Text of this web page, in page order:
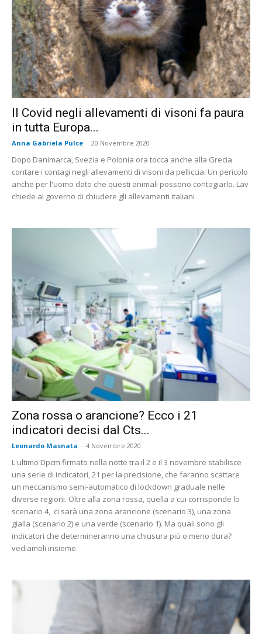
Il Covid negli allevamenti di visoni fa paura
in tutta Europa...
Anna Gabriela Pulce - 20 Novembre 2020
Dopo Danimarca, Svezia e Polonia ora tocca anche alla Grecia
contare i contagi negli allevamenti di visoni da pelliccia. Un pericolo
anche per l'uomo dato che questi animali possono contagiarlo. Lav
chiede al governo di chiudere gli allevamenti italiani
Zona rossa o arancione? Ecco i 21
indicatori decisi dal Cts...
Leonardo Masnata - 4 Novembre 2020
L'ultimo Dpcm firmato nella notte tra il 2 e il 3 novembre stabilisce
una serie di indicatori, 21 per la precisione, che faranno scattare
un meccanismo semi-automatico di lockdown graduale nelle
diverse regioni. Oltre alla zona rossa, quella a cui corrisponde lo
scenario 4, ci sarà una zona arancione (scenario 3), una zona
gialla (scenario 2) e una verde (scenario 1). Ma quali sono gli
indicatori che determineranno una chiusura più o meno dura?
vediamoli insieme.